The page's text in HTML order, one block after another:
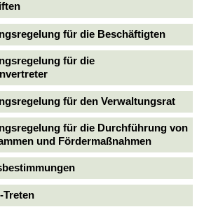
für die Beschäftigten
für die
für den Verwaltungsrat
für die Durchführung von
und Fördermaßnahmen